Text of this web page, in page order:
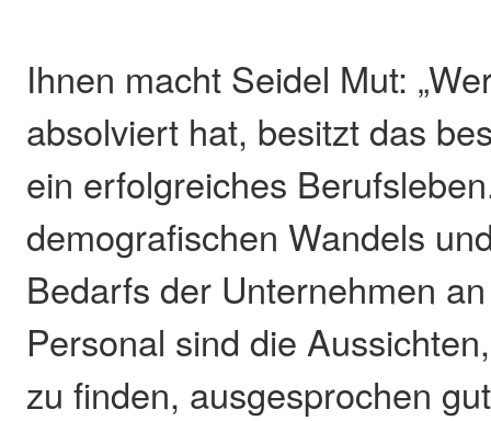
Ihnen macht Seidel Mut:
absolviert hat, besitzt das
ein erfolgreiches
demografischen Wandels
Bedarfs der Unternehmen
Personal sind die
zu finden, ausgesprochen